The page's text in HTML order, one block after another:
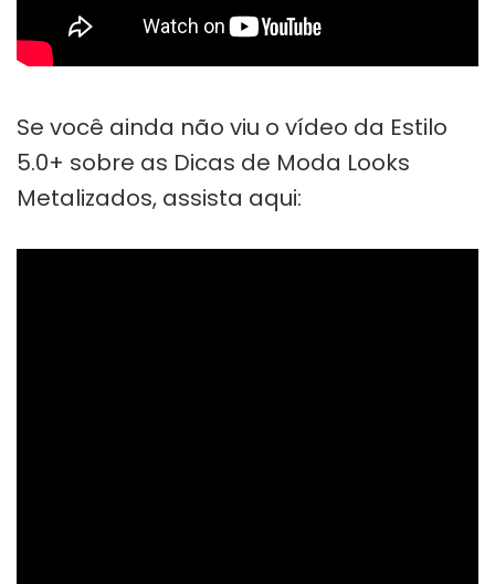
Se você ainda não viu o vídeo da Estilo
5.0+ sobre as Dicas de Moda Looks
Metalizados, assista aqui: